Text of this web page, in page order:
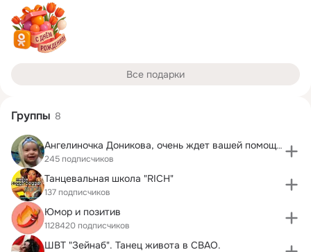
Все подарки
Группы 8
Ангелиночка Доникова, очень ждет вашей помощи!!
245 подписчиков
Танцевальная школа "RICH"
137 подписчиков
Юмор и позитив
1128420 подписчиков
ШВТ "Зейнаб". Танец живота в СВАО.